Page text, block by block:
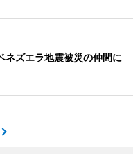
ネズエラ地震被災の仲間に